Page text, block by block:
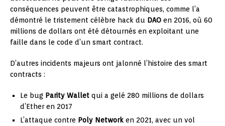
conséquences peuvent être catastrophiques, comme l’a
démontré le tristement célèbre hack du DAO en 2016, où 60
millions de dollars ont été détournés en exploitant une
faille dans le code d’un smart contract.
D’autres incidents majeurs ont jalonné l’histoire des smart
contracts :
Le bug Parity Wallet qui a gelé 280 millions de dollars
d’Ether en 2017
L’attaque contre Poly Network en 2021, avec un vol